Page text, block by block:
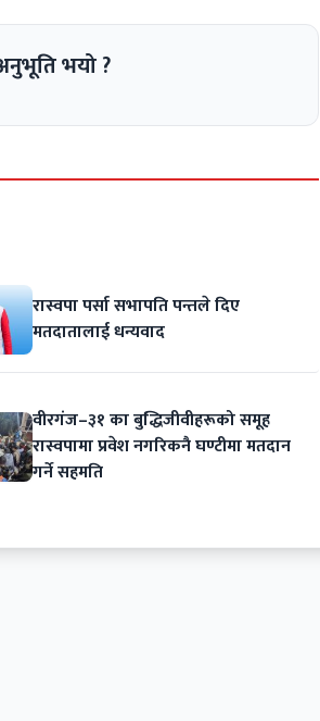
भयो ?
रास्वपा पर्सा सभापति पन्तले दिए
मतदातालाई धन्यवाद
वीरगंज–३१ का बुद्धिजीवीहरूको समूह
रास्वपामा प्रवेश नगरिकनै घण्टीमा मतदान
गर्ने सहमति